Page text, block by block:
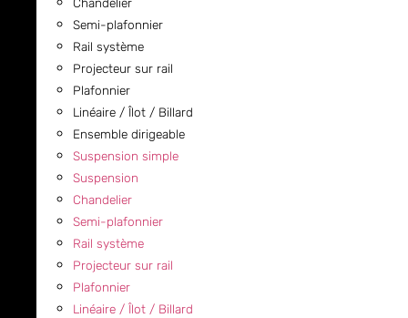
Semi-plafonnier
Rail système
Projecteur sur rail
Plafonnier
Linéaire / Îlot / Billard
Ensemble dirigeable
Suspension simple
Suspension
Chandelier
Semi-plafonnier
Rail système
Projecteur sur rail
Plafonnier
Linéaire / Îlot / Billard